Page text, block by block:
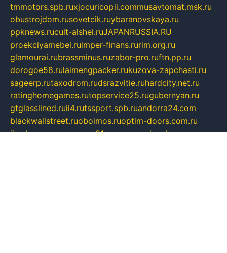
tmmotors.spb.ruxjocuricopii.commusavtomat.msk.ru
obustrojdom.rusovetcik.ruybaranovskaya.ru
ppknews.rucult-alshei.ruJAPANRUSSIA.RU
proekciyamebel.ruimper-finans.rurim.org.ru
glamourai.rubrassminus.ruzabor-pro.ruftn.pp.ru
dorogoe58.rulaimengpacker.rukuzova-zapchasti.ru
sageerp.rutaxodrom.rudsrazvitie.ruhardcity.net.ru
ratinghomegames.rutopservice25.rugubernyan.ru
gtglasslined.ruii4.rutssport.spb.ruandorra24.com
blackwallstreet.ruoboimos.ruoptim-doors.com.ru
ikuch.runycr.org.runpa21.ruvremya-ch.spb.ru